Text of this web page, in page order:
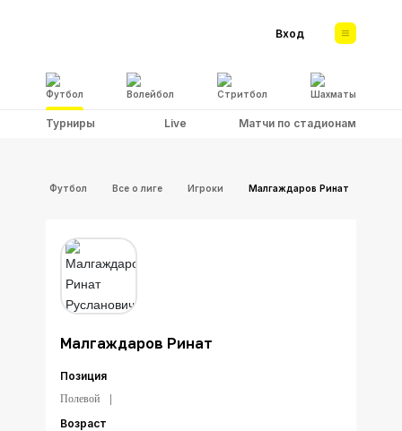
Футбол Волейбол Стритбол Шахматы
Вход
Турниры Live Матчи по стадионам
Футбол Все о лиге Игроки Малгаждаров Ринат
Малгаждаров Ринат
Позиция
Полевой
Возраст